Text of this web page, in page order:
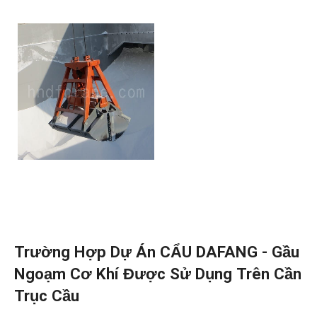
Trường Hợp Dự Án CẨU DAFANG - Gầu
Ngoạm Cơ Khí Được Sử Dụng Trên Cần
Trục Cầu